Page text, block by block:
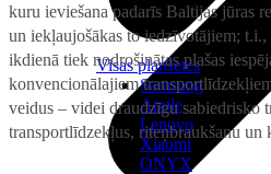
Visas planšetes
Samsung
Apple
Lenovo
Xiaomi
ONYX
kuru ieviešana padarīs Baltijas jūras
un iekļaujošākas to iedzīvotājiem;
ikdienā tiek nodrošinātas plašas
konvencionālajiem
veidus – videi draudzīgu sabiedrisko
transportlīdzekļus, riteņbraukšanu un